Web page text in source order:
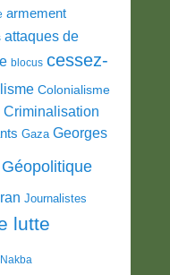
armement
attaques de
blocus cessez-
Colonialisme
Criminalisation
Gaza Georges
Géopolitique
Journalistes
lutte
Nakba